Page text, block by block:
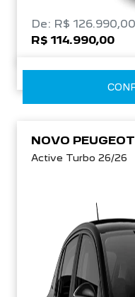
De: R$ 126.990,00
R$ 114.990,00
NOVO
Active Turbo 26/26